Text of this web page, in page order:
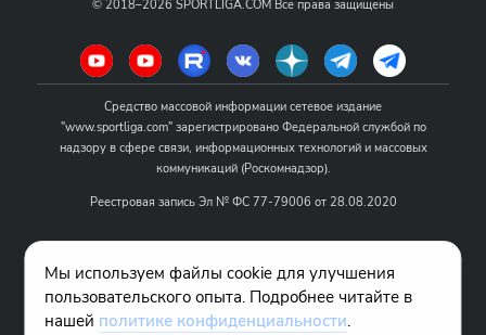
© 2018–2026 SPORTLIGA.COM Все права защищены
Средство массовой информации сетевое издание
"www.sportliga.com" зарегистрировано Федеральной службой по
надзору в сфере связи, информационных технологий и массовых
коммуникаций (Роскомнадзор).
Реестровая запись Эл № ФС 77-79006 от 28.08.2020
Название - www.sportliga.com
Учредитель СМИ сетевого издания "www.sportliga.com": ИП Чамин
О.Н.
Мы используем файлы cookie для улучшения
пользовательского опыта. Подробнее читайте в
нашей политике конфиденциальности.